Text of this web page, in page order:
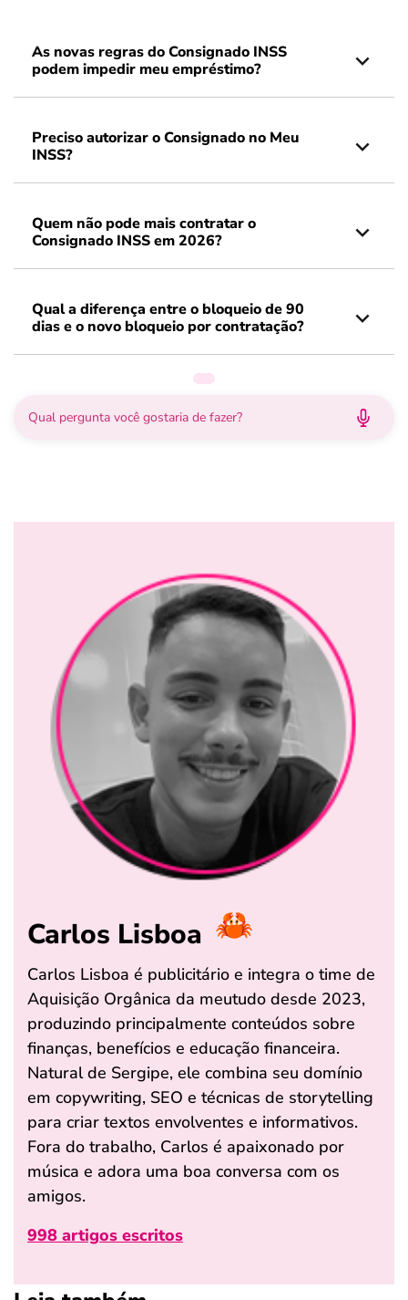
As novas regras do Consignado INSS
podem impedir meu empréstimo?
Preciso autorizar o Consignado no Meu
INSS?
Quem não pode mais contratar o
Consignado INSS em 2026?
Qual a diferença entre o bloqueio de 90
dias e o novo bloqueio por contratação?
Carlos Lisboa
Carlos Lisboa é publicitário e integra o time de
Aquisição Orgânica da meutudo desde 2023,
produzindo principalmente conteúdos sobre
finanças, benefícios e educação financeira.
Natural de Sergipe, ele combina seu domínio
em copywriting, SEO e técnicas de storytelling
para criar textos envolventes e informativos.
Fora do trabalho, Carlos é apaixonado por
música e adora uma boa conversa com os
amigos.
998 artigos escritos